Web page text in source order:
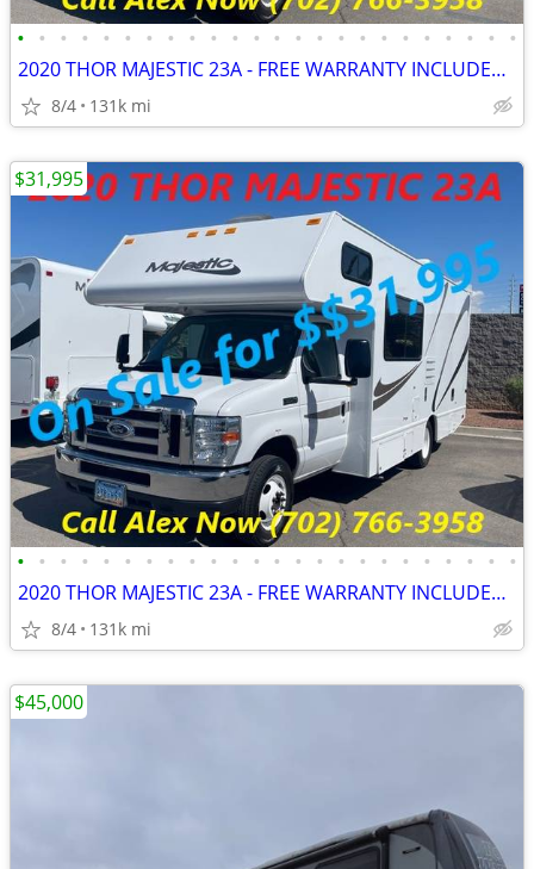
• • • • • • • • • • • • • • • • • • • • • • • •
2020 THOR MAJESTIC 23A - FREE WARRANTY INCLUDED!! WE FINANCE-CALL NOW
8/4 131k mi
• • • • • • • • • • • • • • • • • • • • • • • •
2020 THOR MAJESTIC 23A - FREE WARRANTY INCLUDED!! WE FINANCE-CALL NOW
8/4 131k mi
$31,995
$45,000